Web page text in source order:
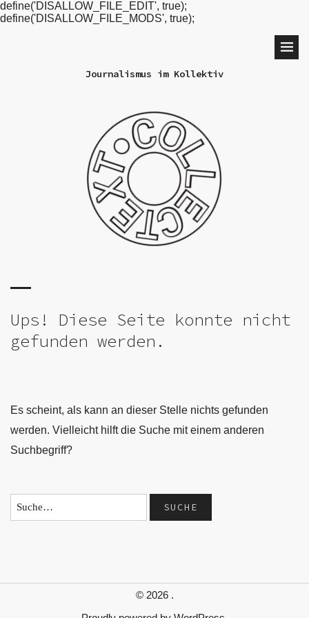
define('DISALLOW_FILE_EDIT', true);
define('DISALLOW_FILE_MODS', true);
Journalismus im Kollektiv
Ups! Diese Seite konnte nicht
gefunden werden.
Es scheint, als kann an dieser Stelle nichts gefunden
werden. Vielleicht hilft die Suche mit einem anderen
Suchbegriff?
© 2026 .